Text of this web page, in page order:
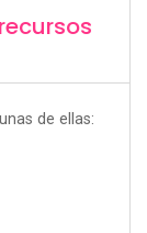
de ellas: